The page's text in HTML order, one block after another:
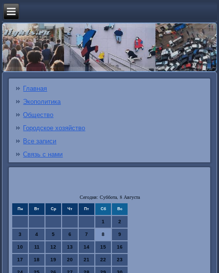
Главная
Экополитика
Общество
Городское хозяйство
Все записи
Связь с нами
Сегодня: Суббота, 8 Августа
Пн Вт Ср Чт Пт Сб Вс
1 2
3 4 5 6 7 8 9
10 11 12 13 14 15 16
17 18 19 20 21 22 23